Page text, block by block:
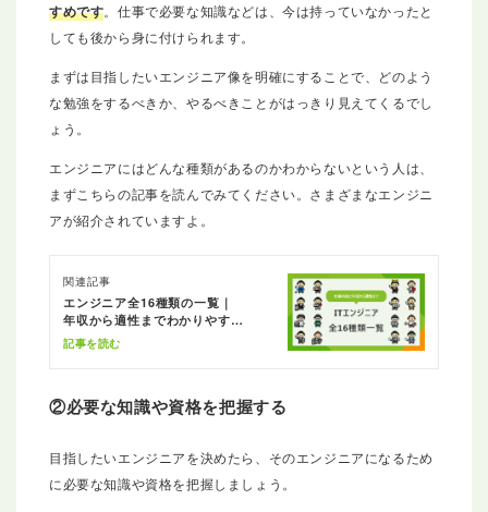
すめです。仕事で必要な知識などは、今は持っていなかったと
しても後から身に付けられます。
まずは目指したいエンジニア像を明確にすることで、どのよう
な勉強をするべきか、やるべきことがはっきり見えてくるでし
ょう。
エンジニアにはどんな種類があるのかわからないという人は、
まずこちらの記事を読んでみてください。さまざまなエンジニ
アが紹介されていますよ。
関連記事
エンジニア全16種類の一覧｜
年収から適性までわかりやすく
解説
記事を読む
②必要な知識や資格を把握する
目指したいエンジニアを決めたら、そのエンジニアになるため
に必要な知識や資格を把握しましょう。